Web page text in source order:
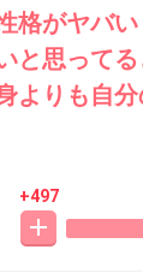
格がヤバい
と思って
よりも自
+497